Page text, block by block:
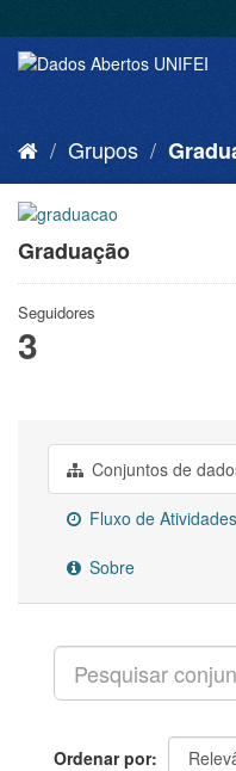
Grupos
Graduação
Seguidores
3
Conjuntos de
Fluxo de Atividades
Sobre
Ordenar por